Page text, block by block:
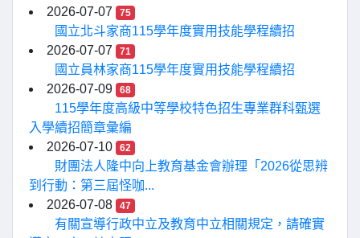
2026-07-07
75
國立北斗家商115學年度實用技能學程續招
2026-07-07
71
國立員林家商115學年度實用技能學程續招
2026-07-09
68
115學年度高級中等學校特色招生專業群科甄選
入學續招簡章彙編
2026-07-10
62
財團法人隆中向上教育基金會辦理「2026從思辨
到行動：第三屆怪咖...
2026-07-08
47
有關宣導行政中立及教育中立相關規定，請確實